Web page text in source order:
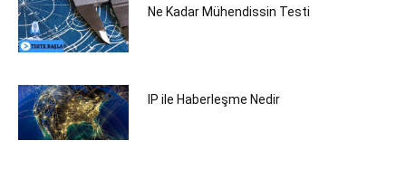
Ne Kadar Mühendissin Testi
IP ile Haberleşme Nedir